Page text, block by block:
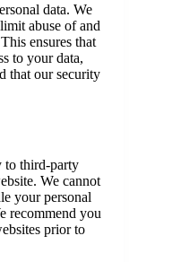
data. We
abuse of and
ensures that
to your data,
that our security
to third-party
We cannot
your personal
recommend you
prior to